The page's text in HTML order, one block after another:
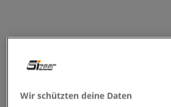
Wir schützten deine Daten